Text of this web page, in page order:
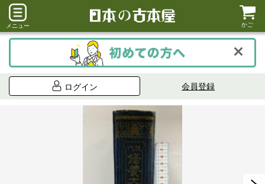
メニュー かご
ログイン 会員登録